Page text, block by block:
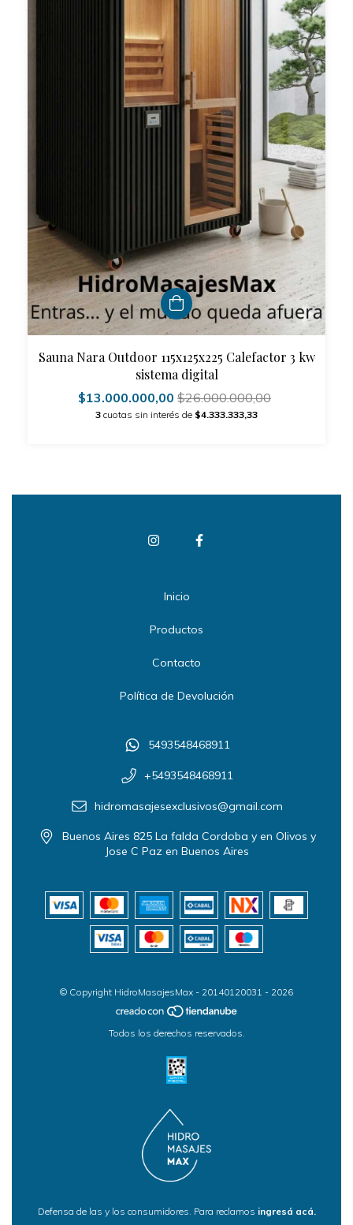
Sauna Nara Outdoor 115x125x225 Calefactor 3 kw
sistema digital
$13.000.000,00 $26.000.000,00
3 cuotas sin interés de $4.333.333,33
Inicio
Productos
Contacto
Política de Devolución
5493548468911
+5493548468911
hidromasajesexclusivos@gmail.com
Buenos Aires 825 La falda Cordoba y en Olivos y
Jose C Paz en Buenos Aires
© Copyright HidroMasajesMax - 20140120031 - 2026
Todos los derechos reservados.
Defensa de las y los consumidores. Para reclamos ingresá acá.